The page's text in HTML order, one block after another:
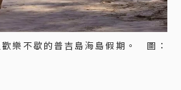
樂不歇的普吉島海島假期。 圖：